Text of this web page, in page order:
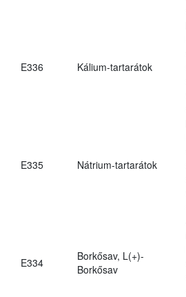
E336 Kálium-tartarátok
E335 Nátrium-tartarátok
E334
Borkősav, L(+)-
Borkősav